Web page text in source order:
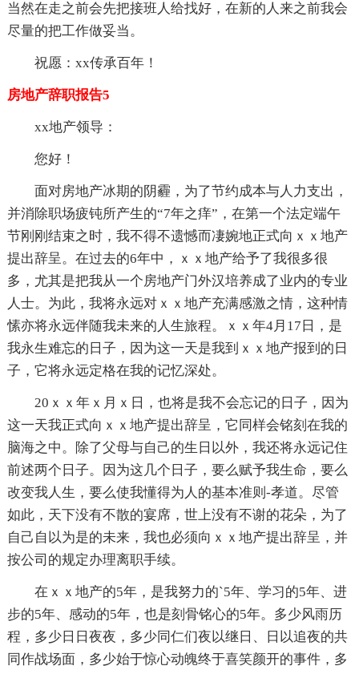
当然在走之前会先把接班人给找好，在新的人来之前我会
尽量的把工作做妥当。
祝愿：xx传承百年！
房地产辞职报告5
xx地产领导：
您好！
面对房地产冰期的阴霾，为了节约成本与人力支出，
并消除职场疲钝所产生的“7年之痒”，在第一个法定端午
节刚刚结束之时，我不得不遗憾而凄婉地正式向ｘｘ地产
提出辞呈。在过去的6年中，ｘｘ地产给予了我很多很
多，尤其是把我从一个房地产门外汉培养成了业内的专业
人士。为此，我将永远对ｘｘ地产充满感激之情，这种情
愫亦将永远伴随我未来的人生旅程。ｘｘ年4月17日，是
我永生难忘的日子，因为这一天是我到ｘｘ地产报到的日
子，它将永远定格在我的记忆深处。
20ｘｘ年ｘ月ｘ日，也将是我不会忘记的日子，因为
这一天我正式向ｘｘ地产提出辞呈，它同样会铭刻在我的
脑海之中。除了父母与自己的生日以外，我还将永远记住
前述两个日子。因为这几个日子，要么赋予我生命，要么
改变我人生，要么使我懂得为人的基本准则-孝道。尽管
如此，天下没有不散的宴席，世上没有不谢的花朵，为了
自己自以为是的未来，我也必须向ｘｘ地产提出辞呈，并
按公司的规定办理离职手续。
在ｘｘ地产的5年，是我努力的`5年、学习的5年、进
步的5年、感动的5年，也是刻骨铭心的5年。多少风雨历
程，多少日日夜夜，多少同仁们夜以继日、日以追夜的共
同作战场面，多少始于惊心动魄终于喜笑颜开的事件，多